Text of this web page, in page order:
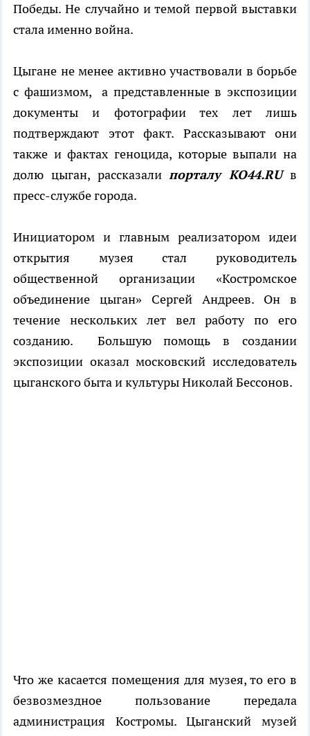
Победы. Не случайно и темой первой выставки
стала именно война.
Цыгане не менее активно участвовали в борьбе
с фашизмом, а представленные в экспозиции
документы и фотографии тех лет лишь
подтверждают этот факт. Рассказывают они
также и фактах геноцида, которые выпали на
долю цыган, рассказалипорталу КО44.RUв
пресс-службе города.
Инициатором и главным реализатором идеи
открытия музея стал руководитель
общественной организации «Костромское
объединение цыган» Сергей Андреев. Он в
течение нескольких лет вел работу по его
созданию. Большую помощь в создании
экспозиции оказал московский исследователь
цыганского быта и культуры Николай Бессонов.
Что же касается помещения для музея, то его в
безвозмездное пользование передала
администрация Костромы. Цыганский музей